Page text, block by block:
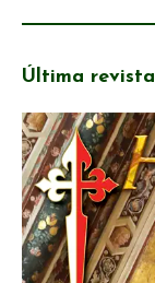
Última revista